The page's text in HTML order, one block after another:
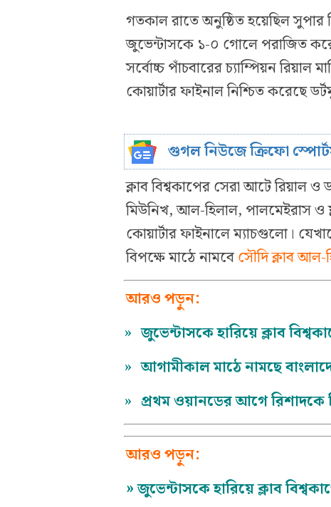
গতকাল রাতে অনুষ্ঠিত হয়েছিল সুপার
জুভেন্টাসকে ১-০ গোলে পরাজিত
সর্বোচ্চ পাঁচবারের চ্যাম্পিয়ন
কোয়ার্টার ফাইনাল নিশ্চিত করেছে
গুগল নিউজে ক্রিফো
ক্লাব বিশ্বকাপের সেরা আটে রিয়াল ও
মিউনিখ, আল-হিলাল, পালমেইরাস ও
কোয়ার্টার ফাইনালে ম্যাচগুলো।
বিপক্ষে মাঠে নামবেসৌদি ক্লাব আল-
আরও পড়ুন:
» জুভেন্টাসকে হারিয়ে ক্লাব
» আগামীকাল মাঠে নামছে
» প্রথম ওয়ানডের আগে রিশাদকে
আরও পড়ুন:
»জুভেন্টাসকে হারিয়ে ক্লাব